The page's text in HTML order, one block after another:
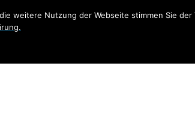
weitere Nutzung der Webseite stimmen Sie der